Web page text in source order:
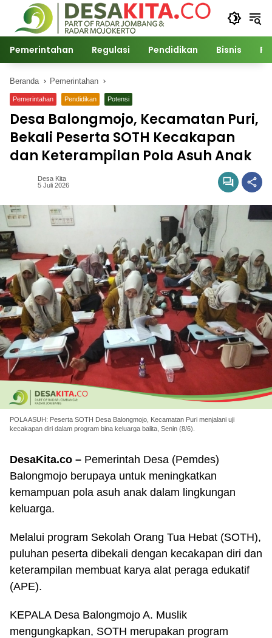
Langsung
konten
Pemerintahan Regulasi Pendidikan Bisnis
Beranda Pemerintahan
Pemerintahan Pendidikan Potensi
Desa Balongmojo, Kecamatan Puri,
Bekali Peserta SOTH Kecakapan
dan Keterampilan Pola Asuh Anak
Desa Kita
5 Juli 2026
POLA ASUH: Peserta SOTH Desa Balongmojo, Kecamatan Puri menjalani uji
kecakapan diri dalam program bina keluarga balita, Senin (8/6).
DesaKita.co – Pemerintah Desa (Pemdes)
Balongmojo berupaya untuk meningkatkan
kemampuan pola asuh anak dalam lingkungan
keluarga.
Melalui program Sekolah Orang Tua Hebat (SOTH),
puluhan peserta dibekali dengan kecakapan diri dan
keterampilan membuat karya alat peraga edukatif
(APE).
KEPALA Desa Balongmojo A. Muslik
mengungkapkan, SOTH merupakan program